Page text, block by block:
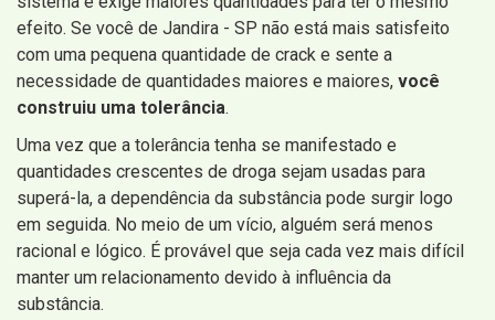
efeito. Se você de Jandira - SP não está mais satisfeito
com uma pequena quantidade de crack e sente a
necessidade de quantidades maiores e maiores, você
construiu uma tolerância.
Uma vez que a tolerância tenha se manifestado e
quantidades crescentes de droga sejam usadas para
superá-la, a dependência da substância pode surgir logo
em seguida. No meio de um vício, alguém será menos
racional e lógico. É provável que seja cada vez mais difícil
manter um relacionamento devido à influência da
substância.